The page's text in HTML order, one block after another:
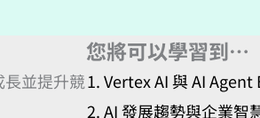
長並提升競
您將可以學習到…
Vertex AI 與 AI
AI 發展趨勢與企業智